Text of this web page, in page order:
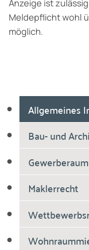
Allgemeines
Bau- und
Maklerrecht
Anzeige ist
Meldepflicht wohl
möglich.